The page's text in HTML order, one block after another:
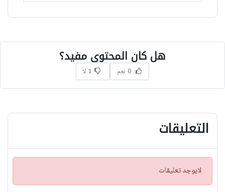
هل كان المحتوى مفيد؟
0 نعم 1 لا
التعليقات
ت
ن
لايوجد تعليقات